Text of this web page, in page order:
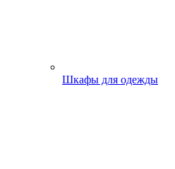
Шкафы для одежды